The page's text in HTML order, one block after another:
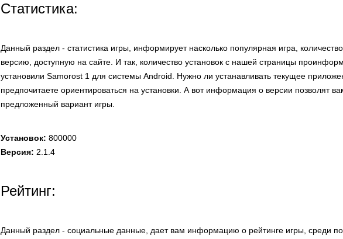
Статистика:
Данный раздел - статистика игры, информирует насколько популярная игра,
версию, доступную на сайте. И так, количество установок с нашей страницы
установили Samorost 1 для системы Android. Нужно ли устанавливать текущее
предпочитаете ориентироваться на установки. А вот информация о версии позволят
предложенный вариант игры.
Установок: 800000
Версия: 2.1.4
Рейтинг:
Данный раздел - социальные данные, дает вам информацию о рейтинге игры, среди